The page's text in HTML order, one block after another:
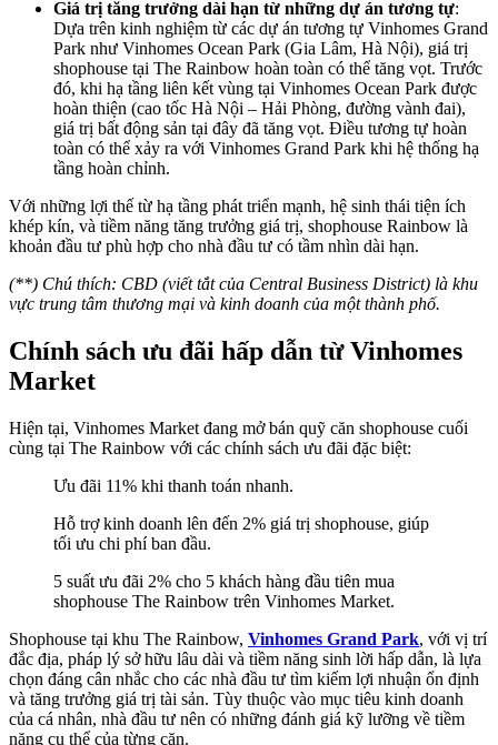
Giá trị tăng trưởng dài hạn từ những dự án tương tự:
Dựa trên kinh nghiệm từ các dự án tương tự Vinhomes Grand
Park như Vinhomes Ocean Park (Gia Lâm, Hà Nội), giá trị
shophouse tại The Rainbow hoàn toàn có thể tăng vọt. Trước
đó, khi hạ tầng liên kết vùng tại Vinhomes Ocean Park được
hoàn thiện (cao tốc Hà Nội – Hải Phòng, đường vành đai),
giá trị bất động sản tại đây đã tăng vọt. Điều tương tự hoàn
toàn có thể xảy ra với Vinhomes Grand Park khi hệ thống hạ
tầng hoàn chỉnh.
Với những lợi thế từ hạ tầng phát triển mạnh, hệ sinh thái tiện ích
khép kín, và tiềm năng tăng trưởng giá trị, shophouse Rainbow là
khoản đầu tư phù hợp cho nhà đầu tư có tầm nhìn dài hạn.
(**) Chú thích: CBD (viết tắt của Central Business District) là khu
vực trung tâm thương mại và kinh doanh của một thành phố.
Chính sách ưu đãi hấp dẫn từ Vinhomes
Market
Hiện tại, Vinhomes Market đang mở bán quỹ căn shophouse cuối
cùng tại The Rainbow với các chính sách ưu đãi đặc biệt:
Ưu đãi 11% khi thanh toán nhanh.
Hỗ trợ kinh doanh lên đến 2% giá trị shophouse, giúp
tối ưu chi phí ban đầu.
5 suất ưu đãi 2% cho 5 khách hàng đầu tiên mua
shophouse The Rainbow trên Vinhomes Market.
Shophouse tại khu The Rainbow, Vinhomes Grand Park, với vị trí
đắc địa, pháp lý sở hữu lâu dài và tiềm năng sinh lời hấp dẫn, là lựa
chọn đáng cân nhắc cho các nhà đầu tư tìm kiếm lợi nhuận ổn định
và tăng trưởng giá trị tài sản. Tùy thuộc vào mục tiêu kinh doanh
của cá nhân, nhà đầu tư nên có những đánh giá kỹ lưỡng về tiềm
năng cụ thể của từng căn.